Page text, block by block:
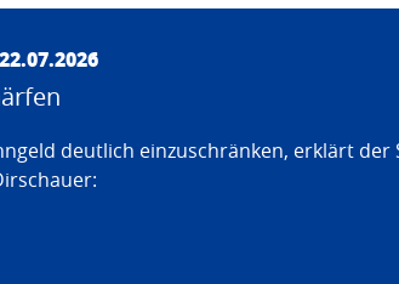
deutlich einzuschränken, erklärt der